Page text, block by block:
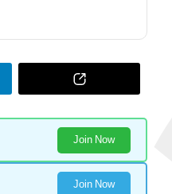
Join Now
Join Now